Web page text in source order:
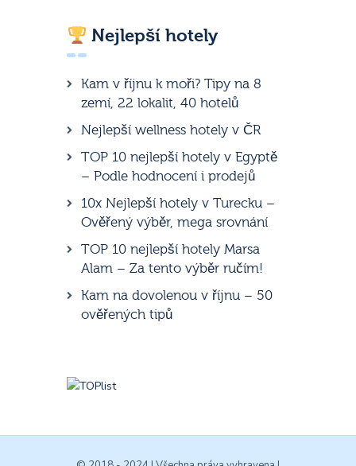
Nejlepší hotely
Kam v říjnu k moři? Tipy na 8
zemí, 22 lokalit, 40 hotelů
Nejlepší wellness hotely v ČR
TOP 10 nejlepší hotely v Egyptě
– Podle hodnocení i prodejů
10x Nejlepší hotely v Turecku –
Ověřený výběr, mega srovnání
TOP 10 nejlepší hotely Marsa
Alam – Za tento výběr ručím!
Kam na dovolenou v říjnu – 50
ověřených tipů